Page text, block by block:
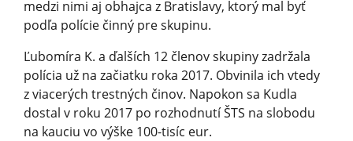
medzi nimi aj obhajca z Bratislavy, ktorý mal byť
podľa polície činný pre skupinu.
Ľubomíra K. a ďalších 12 členov skupiny zadržala
polícia už na začiatku roka 2017. Obvinila ich vtedy
z viacerých trestných činov. Napokon sa Kudla
dostal v roku 2017 po rozhodnutí ŠTS na slobodu
na kauciu vo výške 100-tisíc eur.